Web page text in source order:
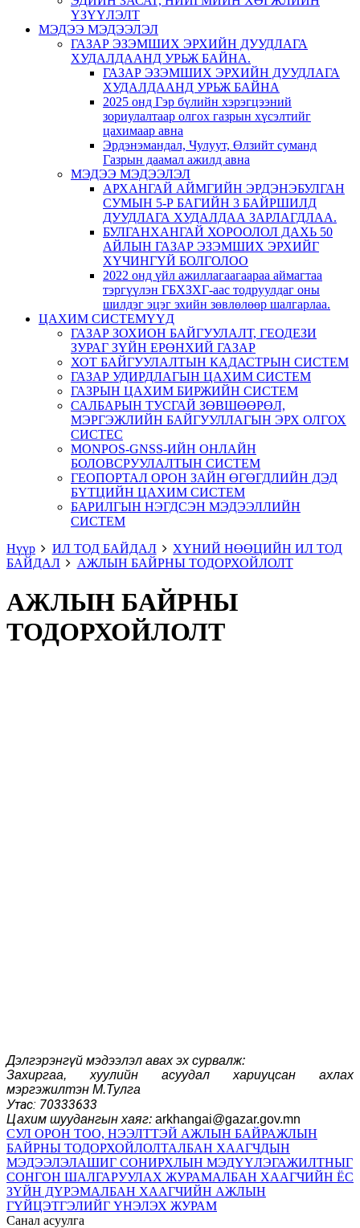
ҮЗҮҮЛЭЛТ
МЭДЭЭ МЭДЭЭЛЭЛ
ГАЗАР ЭЗЭМШИХ ЭРХИЙН ДУУДЛАГА
ХУДАЛДААНД УРЬЖ БАЙНА.
ГАЗАР ЭЗЭМШИХ ЭРХИЙН ДУУДЛАГА
ХУДАЛДААНД УРЬЖ БАЙНА
2025 онд Гэр бүлийн хэрэгцээний
зориулалтаар олгох газрын хүсэлтийг
цахимаар авна
Эрдэнэмандал, Чулуут, Өлзийт суманд
Газрын даамал ажилд авна
МЭДЭЭ МЭДЭЭЛЭЛ
АРХАНГАЙ АЙМГИЙН ЭРДЭНЭБУЛГАН
СУМЫН 5-Р БАГИЙН 3 БАЙРШИЛД
ДУУДЛАГА ХУДАЛДАА ЗАРЛАГДЛАА.
БУЛГАНХАНГАЙ ХОРООЛОЛ ДАХЬ 50
АЙЛЫН ГАЗАР ЭЗЭМШИХ ЭРХИЙГ
ХҮЧИНГҮЙ БОЛГОЛОО
2022 онд үйл ажиллагаагаараа аймагтаа
тэргүүлэн ГБХЗХГ-аас тодруулдаг оны
шилдэг эцэг эхийн зөвлөлөөр шалгарлаа.
ЦАХИМ СИСТЕМҮҮД
ГАЗАР ЗОХИОН БАЙГУУЛАЛТ, ГЕОДЕЗИ
ЗУРАГ ЗҮЙН ЕРӨНХИЙ ГАЗАР
ХОТ БАЙГУУЛАЛТЫН КАДАСТРЫН СИСТЕМ
ГАЗАР УДИРДЛАГЫН ЦАХИМ СИСТЕМ
ГАЗРЫН ЦАХИМ БИРЖИЙН СИСТЕМ
САЛБАРЫН ТУСГАЙ ЗӨВШӨӨРӨЛ,
МЭРГЭЖЛИЙН БАЙГУУЛЛАГЫН ЭРХ ОЛГОХ
СИСТЕС
MONPOS-GNSS-ИЙН ОНЛАЙН
БОЛОВСРУУЛАЛТЫН СИСТЕМ
ГЕОПОРТАЛ ОРОН ЗАЙН ӨГӨГДЛИЙН ДЭД
БҮТЦИЙН ЦАХИМ СИСТЕМ
БАРИЛГЫН НЭГДСЭН МЭДЭЭЛЛИЙН
СИСТЕМ
Нүүр
ИЛ ТОД БАЙДАЛ
ХҮНИЙ НӨӨЦИЙН ИЛ ТОД
БАЙДАЛ
АЖЛЫН БАЙРНЫ ТОДОРХОЙЛОЛТ
АЖЛЫН БАЙРНЫ
ТОДОРХОЙЛОЛТ
Дэлгэрэнгүй мэдээлэл авах эх сурвалж:
Захиргаа, хуулийн асуудал хариуцсан ахлах
мэргэжилтэн М.Тулга
Утас: 70333633
Цахим шуудангын хаяг: arkhangai@gazar.gov.mn
СУЛ ОРОН ТОО, НЭЭЛТТЭЙ АЖЛЫН БАЙРАЖЛЫН
БАЙРНЫ ТОДОРХОЙЛОЛТАЛБАН ХААГЧДЫН
МЭДЭЭЛЭЛАШИГ СОНИРХЛЫН МЭДҮҮЛЭГАЖИЛТНЫГ
СОНГОН ШАЛГАРУУЛАХ ЖУРАМАЛБАН ХААГЧИЙН ЁС
ЗҮЙН ДҮРЭМАЛБАН ХААГЧИЙН АЖЛЫН
ГҮЙЦЭТГЭЛИЙГ ҮНЭЛЭХ ЖУРАМ
Санал асуулга